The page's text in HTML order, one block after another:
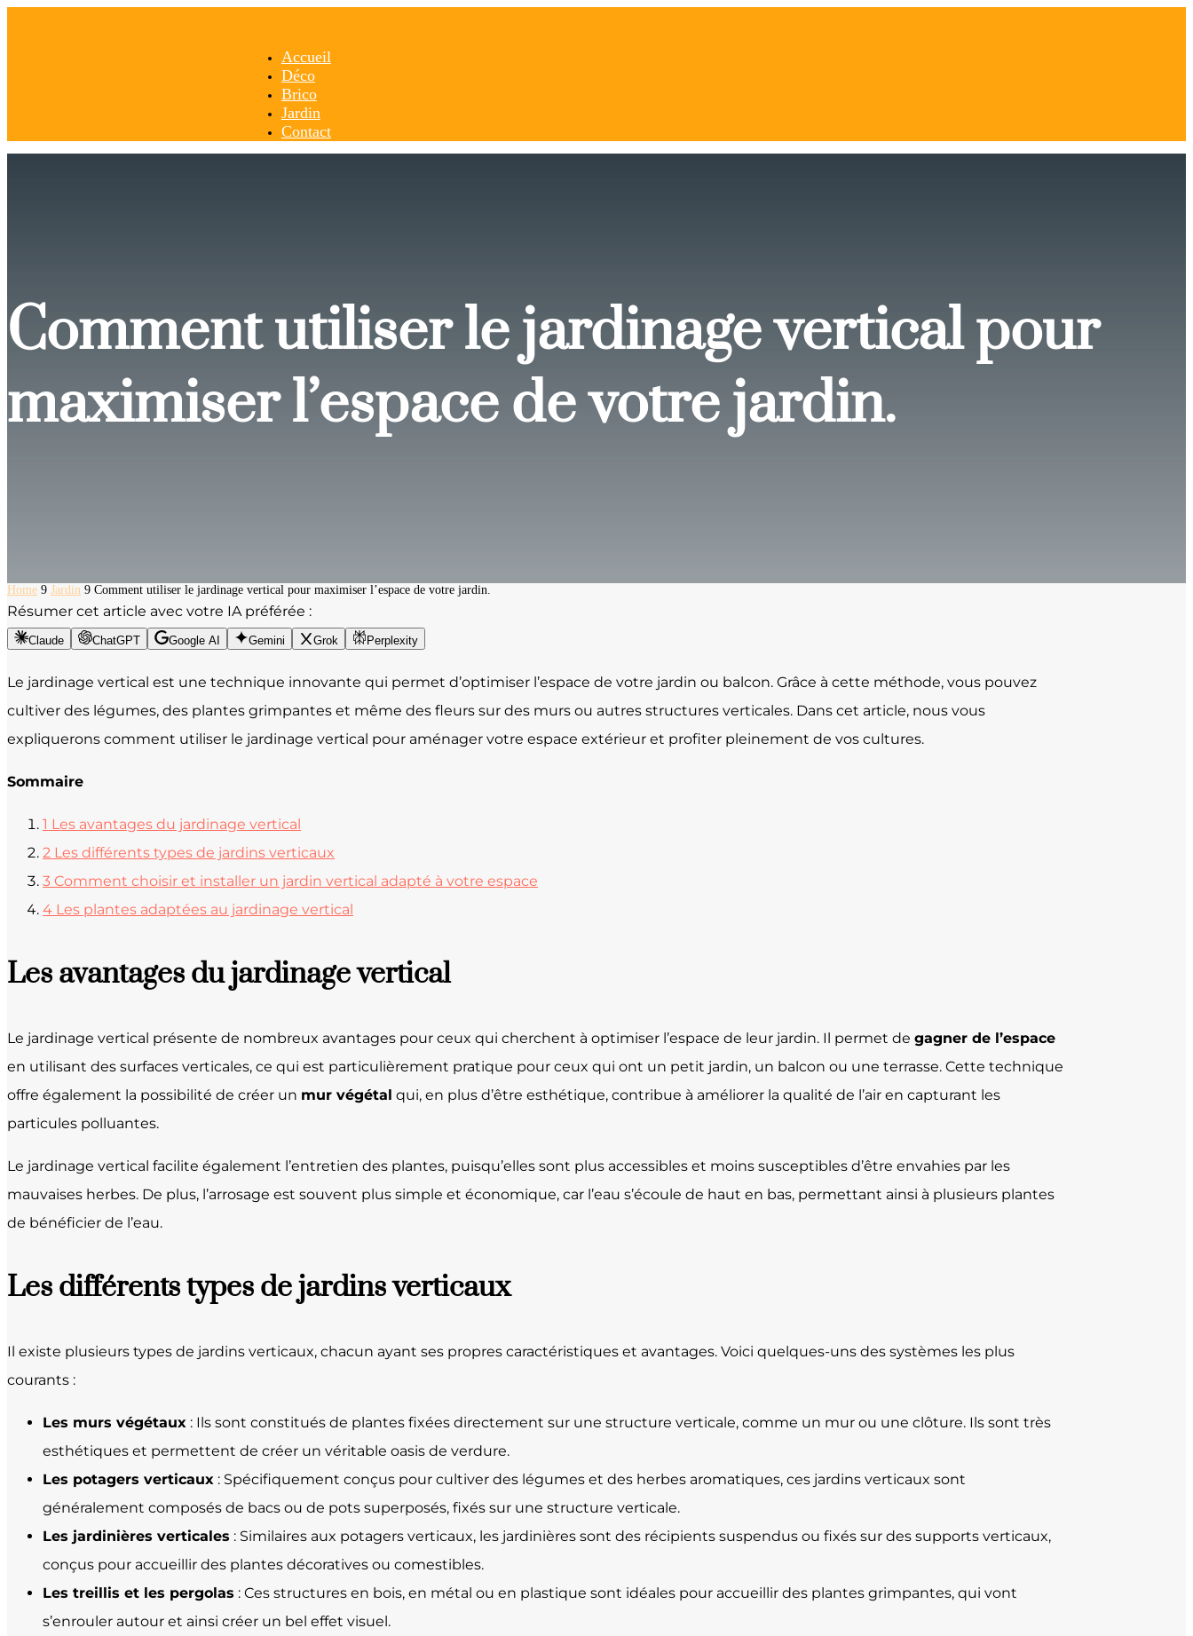
Accueil
Déco
Brico
Jardin
Contact
Comment utiliser le jardinage vertical pour
maximiser l’espace de votre jardin.
Home 9 Jardin 9 Comment utiliser le jardinage vertical pour maximiser l’espace de votre jardin.
Résumer cet article avec votre IA préférée :
Claude ChatGPT Google AI Gemini Grok Perplexity
Le jardinage vertical est une technique innovante qui permet d’optimiser l’espace de votre jardin ou balcon. Grâce à cette méthode, vous pouvez
cultiver des légumes, des plantes grimpantes et même des fleurs sur des murs ou autres structures verticales. Dans cet article, nous vous
expliquerons comment utiliser le jardinage vertical pour aménager votre espace extérieur et profiter pleinement de vos cultures.
Sommaire
1 Les avantages du jardinage vertical
2 Les différents types de jardins verticaux
3 Comment choisir et installer un jardin vertical adapté à votre espace
4 Les plantes adaptées au jardinage vertical
Les avantages du jardinage vertical
Le jardinage vertical présente de nombreux avantages pour ceux qui cherchent à optimiser l’espace de leur jardin. Il permet de gagner de l’espace
en utilisant des surfaces verticales, ce qui est particulièrement pratique pour ceux qui ont un petit jardin, un balcon ou une terrasse. Cette technique
offre également la possibilité de créer un mur végétal qui, en plus d’être esthétique, contribue à améliorer la qualité de l’air en capturant les
particules polluantes.
Le jardinage vertical facilite également l’entretien des plantes, puisqu’elles sont plus accessibles et moins susceptibles d’être envahies par les
mauvaises herbes. De plus, l’arrosage est souvent plus simple et économique, car l’eau s’écoule de haut en bas, permettant ainsi à plusieurs plantes
de bénéficier de l’eau.
Les différents types de jardins verticaux
Il existe plusieurs types de jardins verticaux, chacun ayant ses propres caractéristiques et avantages. Voici quelques-uns des systèmes les plus
courants :
Les murs végétaux : Ils sont constitués de plantes fixées directement sur une structure verticale, comme un mur ou une clôture. Ils sont très
esthétiques et permettent de créer un véritable oasis de verdure.
Les potagers verticaux : Spécifiquement conçus pour cultiver des légumes et des herbes aromatiques, ces jardins verticaux sont
généralement composés de bacs ou de pots superposés, fixés sur une structure verticale.
Les jardinières verticales : Similaires aux potagers verticaux, les jardinières sont des récipients suspendus ou fixés sur des supports verticaux,
conçus pour accueillir des plantes décoratives ou comestibles.
Les treillis et les pergolas : Ces structures en bois, en métal ou en plastique sont idéales pour accueillir des plantes grimpantes, qui vont
s’enrouler autour et ainsi créer un bel effet visuel.